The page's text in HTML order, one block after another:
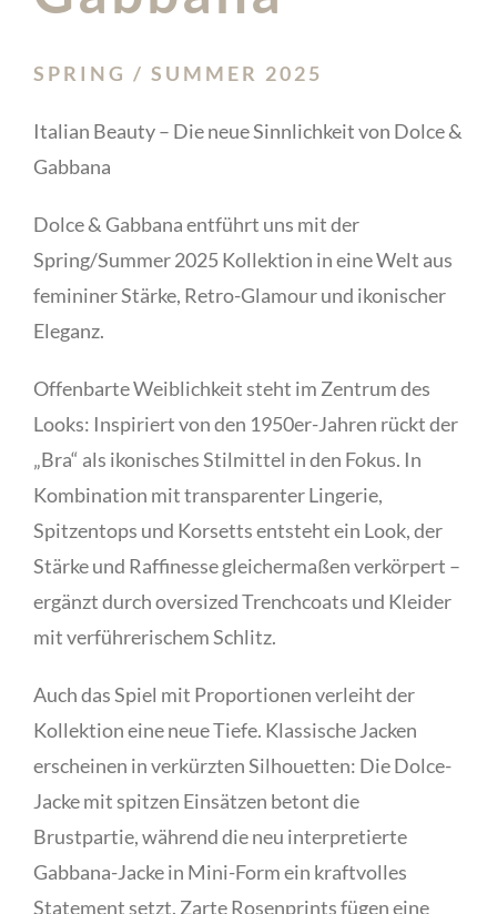
SPRING / SUMMER 2025
Italian Beauty – Die neue Sinnlichkeit von Dolce &
Gabbana
Dolce & Gabbana entführt uns mit der
Spring/Summer 2025 Kollektion in eine Welt aus
femininer Stärke, Retro-Glamour und ikonischer
Eleganz.
Offenbarte Weiblichkeit steht im Zentrum des
Looks: Inspiriert von den 1950er-Jahren rückt der
„Bra“ als ikonisches Stilmittel in den Fokus. In
Kombination mit transparenter Lingerie,
Spitzentops und Korsetts entsteht ein Look, der
Stärke und Raffinesse gleichermaßen verkörpert –
ergänzt durch oversized Trenchcoats und Kleider
mit verführerischem Schlitz.
Auch das Spiel mit Proportionen verleiht der
Kollektion eine neue Tiefe. Klassische Jacken
erscheinen in verkürzten Silhouetten: Die Dolce-
Jacke mit spitzen Einsätzen betont die
Brustpartie, während die neu interpretierte
Gabbana-Jacke in Mini-Form ein kraftvolles
Statement setzt. Zarte Rosenprints fügen eine